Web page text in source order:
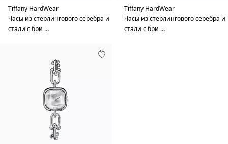
Tiffany HardWear
Часы из стерлингового серебра и
стали с бри …
Tiffany HardWear
Часы из стерлингового серебра и
стали с бри …